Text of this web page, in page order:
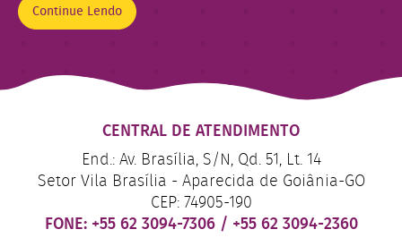
Continue Lendo
CENTRAL DE ATENDIMENTO
End.: Av. Brasília, S/N, Qd. 51, Lt. 14
Setor Vila Brasília - Aparecida de Goiânia-GO
CEP: 74905-190
FONE: +55 62 3094-7306 / +55 62 3094-2360